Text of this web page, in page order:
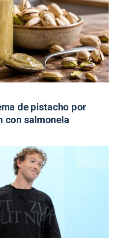
de pistacho por
con salmonela